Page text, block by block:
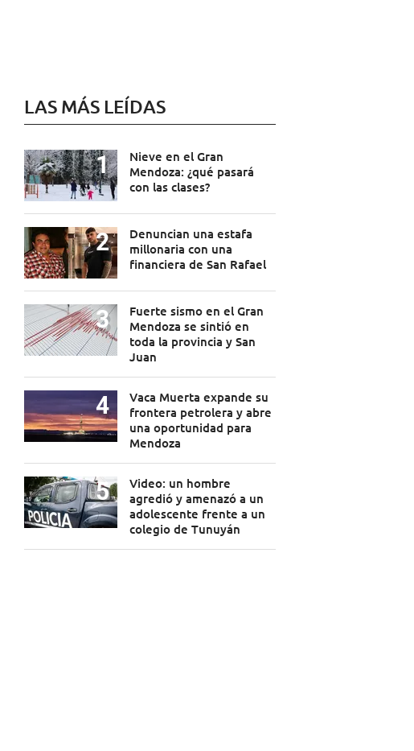
LAS MÁS LEÍDAS
Nieve en el Gran
Mendoza: ¿qué pasará
con las clases?
Denuncian una estafa
millonaria con una
financiera de San Rafael
Fuerte sismo en el Gran
Mendoza se sintió en
toda la provincia y San
Juan
Vaca Muerta expande su
frontera petrolera y abre
una oportunidad para
Mendoza
Video: un hombre
agredió y amenazó a un
adolescente frente a un
colegio de Tunuyán